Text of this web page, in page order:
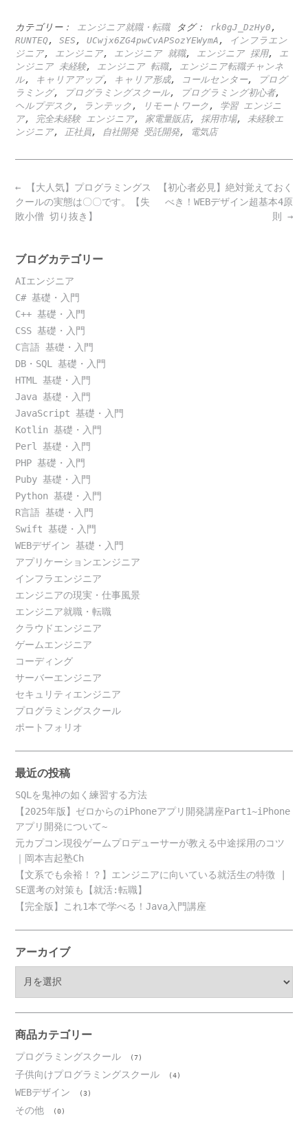
カテゴリー： エンジニア就職・転職 タグ： rk0gJ_DzHy0 ,
RUNTEQ, SES , UCwjx6ZG4pwCvAPSozYEWymA ,
インフラエン
ジニア, エンジニア, エンジニア 就職, エンジニア 採用,
エ
ンジニア 未経験, エンジニア 転職,
エンジニア転職チャンネ
ル, キャリアアップ, キャリア形成, コールセンター,
プログ
ラミング, プログラミングスクール, プログラミング初心者,
ヘルプデスク , ランテック , リモートワーク , 学習 エンジニ
ア, 完全未経験 エンジニア, 家電量販店, 採用市場,
未経験エ
ンジニア, 正社員, 自社開発 受託開発, 電気店
Post
navigation
【初心者必見】絶対覚えておく
べき！WEBデザイン超基本4原
則 →
← 【大人気】プログラミングス
クールの実態は〇〇です。【失
敗小僧 切り抜き】
ブログカテゴリー
AIエンジニア
C# 基礎・入門
C++ 基礎・入門
CSS 基礎・入門
C言語 基礎・入門
DB・SQL 基礎・入門
HTML 基礎・入門
Java 基礎・入門
JavaScript 基礎・入門
Kotlin 基礎・入門
Perl 基礎・入門
PHP 基礎・入門
Puby 基礎・入門
Python 基礎・入門
R言語 基礎・入門
Swift 基礎・入門
WEBデザイン 基礎・入門
アプリケーションエンジニア
インフラエンジニア
エンジニアの現実・仕事風景
エンジニア就職・転職
クラウドエンジニア
ゲームエンジニア
コーディング
サーバーエンジニア
セキュリティエンジニア
プログラミングスクール
ポートフォリオ
最近の投稿
SQLを鬼神の如く練習する方法
【2025年版】ゼロからのiPhoneアプリ開発講座Part1~iPhone
アプリ開発について~
元カプコン現役ゲームプロデューサーが教える中途採用のコツ
｜岡本吉起塾Ch
【文系でも余裕！？】エンジニアに向いている就活生の特徴 |
SE選考の対策も【就活:転職】
【完全版】これ1本で学べる！Java入門講座
アーカイブ
ブ
商品カテゴリー
プログラミングスクール (7)
子供向けプログラミングスクール (4)
WEBデザイン (3)
その他 (0)